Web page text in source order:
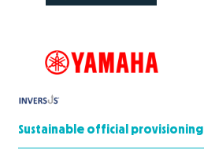
Sustainable official provisioning